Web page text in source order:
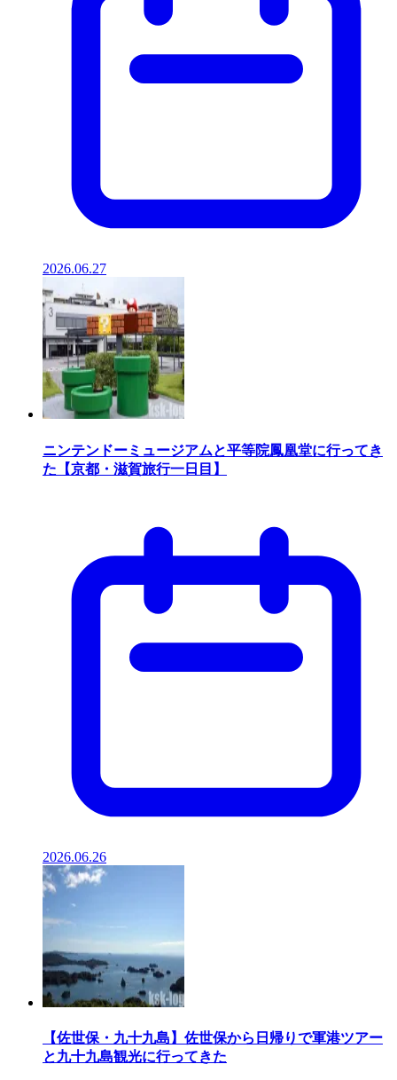
2026.06.27
ニンテンドーミュージアムと平等院鳳凰堂に行ってき
た【京都・滋賀旅行一日目】
2026.06.26
【佐世保・九十九島】佐世保から日帰りで軍港ツアー
と九十九島観光に行ってきた